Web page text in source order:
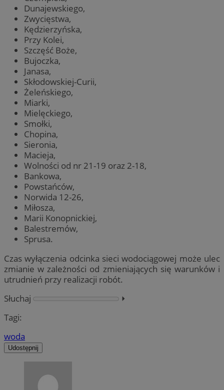
Dunajewskiego,
Zwycięstwa,
Kędzierzyńska,
Przy Kolei,
Szczęść Boże,
Bujoczka,
Janasa,
Skłodowskiej-Curii,
Żeleńskiego,
Miarki,
Mielęckiego,
Smołki,
Chopina,
Sieronia,
Macieja,
Wolności od nr 21-19 oraz 2-18,
Bankowa,
Powstańców,
Norwida 12-26,
Miłosza,
Marii Konopnickiej,
Balestremów,
Sprusa.
Czas wyłączenia odcinka sieci wodociągowej może ulec
zmianie w zależności od zmieniających się warunków i
utrudnień przy realizacji robót.
Słuchaj
⏵︎
Tagi:
woda
Udostępnij